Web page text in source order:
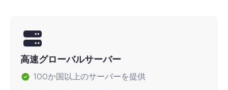
高速グローバルサーバー
100か国以上のサーバーを提供